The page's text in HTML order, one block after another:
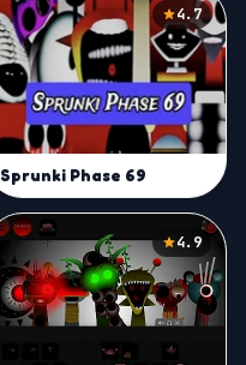
4.7
Sprunki Phase 69
4.9